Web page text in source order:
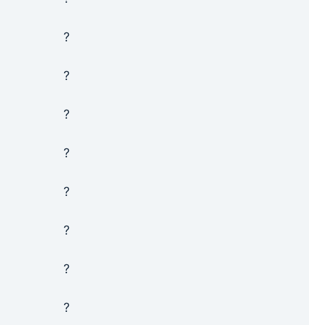
?
?
?
?
?
?
?
?